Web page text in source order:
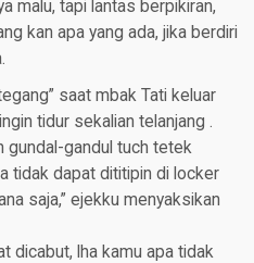
malu, tapi lantas berpikiran,
kan apa yang ada, jika berdiri
saat mbak Tati keluar
tidur sekalian telanjang .
gundal-gandul tuch tetek
tidak dapat dititipin di locker
saja,” ejekku menyaksikan
dicabut, lha kamu apa tidak